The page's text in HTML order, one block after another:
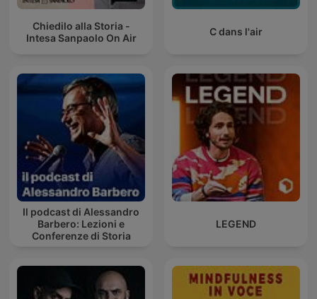
Chiedilo alla Storia -
Intesa Sanpaolo On Air
C dans l'air
Il podcast di Alessandro
Barbero: Lezioni e
Conferenze di Storia
LEGEND